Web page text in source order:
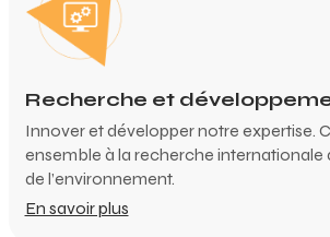
Recherche et
Innover et développer notre expertise.
ensemble à la recherche internationale
de l’environnement.
En savoir plus